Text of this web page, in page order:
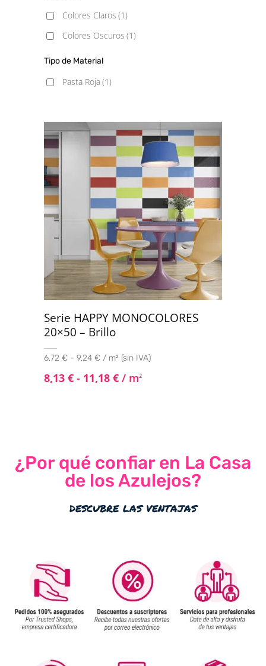
Colores Claros (1)
Colores Oscuros (1)
Tipo de Material
Pasta Roja(1)
Serie HAPPY MONOCOLORES
20×50 – Brillo
6,72 € - 9,24 € / m² (sin IVA)
8,13 € - 11,18 € / m2
¿Por qué confiar en La Casa
de los Azulejos?
descubre las ventajas